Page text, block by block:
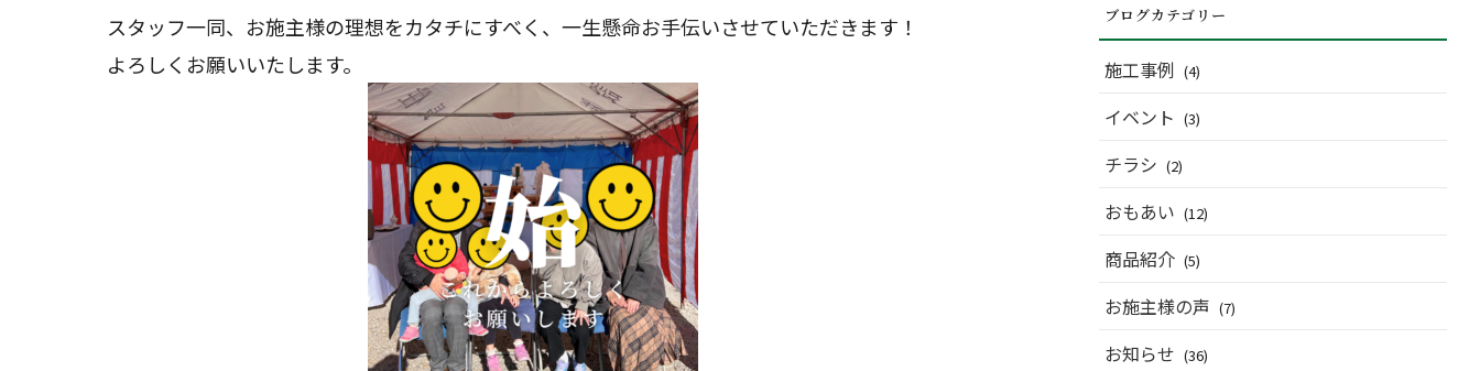
スタッフ一同、お施主様の理想をカタチにすべく、 一生懸命お手伝いさせていただきます！
よろしくお願いいたします。
ブログカテゴリー
施工事例 (4)
イベント (3)
チラシ (2)
おもあい (12)
商品紹介 (5)
お施主様の声 (7)
お知らせ (36)